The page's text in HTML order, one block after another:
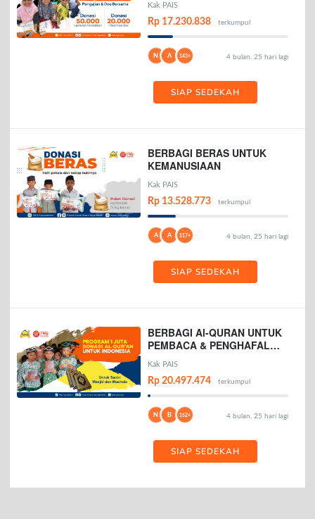
Kak PAIS
Rp 17.230.838 terkumpul
N A 143+ 4 bulan, 25 hari lagi
SIAP SEDEKAH
BERBAGI BERAS UNTUK
KEMANUSIAAN
Kak PAIS
Rp 13.528.773 terkumpul
A A 117+ 4 bulan, 25 hari lagi
SIAP SEDEKAH
BERBAGI Al-QURAN UNTUK
PEMBACA & PENGHAFAL
AL-QURAN
Kak PAIS
Rp 20.497.474 terkumpul
N B 162+ 4 bulan, 25 hari lagi
SIAP SEDEKAH